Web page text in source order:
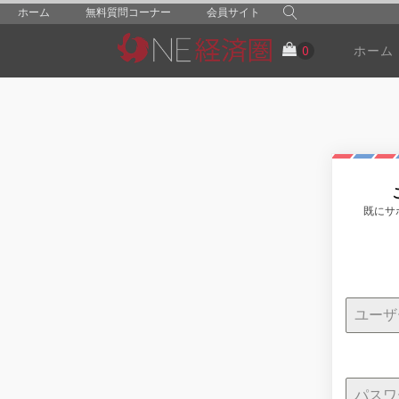
ホーム 無料質問コーナー 会員サイト
ホーム
既にサ